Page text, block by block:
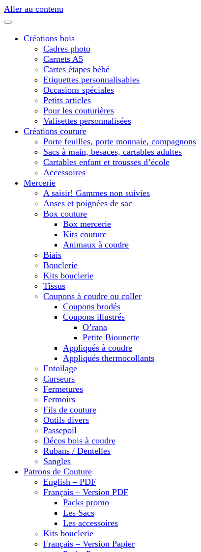
Aller au contenu
Créations bois
Cadres photo
Carnets A5
Cartes étapes bébé
Etiquettes personnalisables
Occasions spéciales
Petits articles
Pour les couturières
Valisettes personnalisées
Créations couture
Porte feuilles, porte monnaie, compagnons
Sacs à main, besaces, cartables adultes
Cartables enfant et trousses d’école
Accessoires
Mercerie
A saisir! Gammes non suivies
Anses et poignées de sac
Box couture
Box mercerie
Kits couture
Animaux à coudre
Biais
Bouclerie
Kits bouclerie
Tissus
Coupons à coudre ou coller
Coupons brodés
Coupons illustrés
O’rana
Petite Biounette
Appliqués à coudre
Appliqués thermocollants
Entoilage
Curseurs
Fermetures
Fermoirs
Fils de couture
Outils divers
Passepoil
Décos bois à coudre
Rubans / Dentelles
Sangles
Patrons de Couture
English – PDF
Français – Version PDF
Packs promo
Les Sacs
Les accessoires
Kits bouclerie
Français – Version Papier